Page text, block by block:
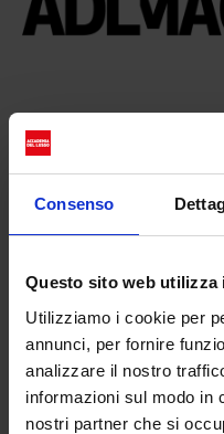
Consenso
Questo sito web utilizza
Utilizziamo i cookie per
annunci, per fornire
analizzare il nostro
informazioni sul modo in
nostri partner che si
Cyberbullismo